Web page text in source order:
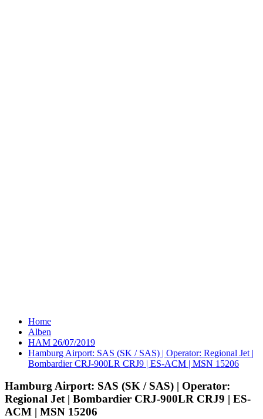
Home
Alben
HAM 26/07/2019
Hamburg Airport: SAS (SK / SAS) | Operator: Regional Jet |
Bombardier CRJ-900LR CRJ9 | ES-ACM | MSN 15206
Hamburg Airport: SAS (SK / SAS) | Operator:
Regional Jet | Bombardier CRJ-900LR CRJ9 | ES-
ACM | MSN 15206